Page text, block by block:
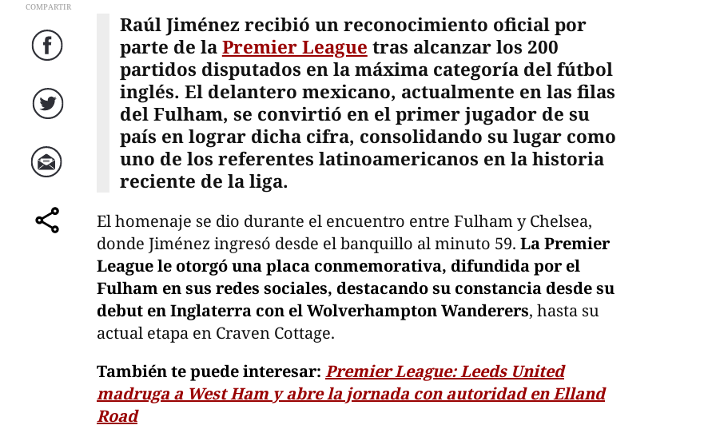
COMPARTIR
Facebook
Twitter
Correo
comparte
Raúl Jiménez recibió un reconocimiento oficial por
parte de laPremier League tras alcanzar los 200
partidos disputados en la máxima categoría del fútbol
inglés. El delantero mexicano, actualmente en las filas
del Fulham, se convirtió en el primer jugador de su
país en lograr dicha cifra, consolidando su lugar como
uno de los referentes latinoamericanos en la historia
reciente de la liga.
El homenaje se dio durante el encuentro entre Fulham y Chelsea,
donde Jiménez ingresó desde el banquillo al minuto 59. La Premier
League le otorgó una placa conmemorativa, difundida por el
Fulham en sus redes sociales, destacando su constancia desde su
debut en Inglaterra con el Wolverhampton Wanderers, hasta su
actual etapa en Craven Cottage.
También te puede interesar: Premier League: Leeds United
madruga a West Ham y abre la jornada con autoridad en Elland
Road